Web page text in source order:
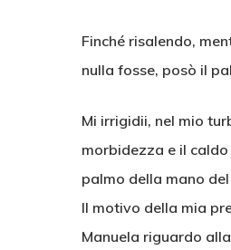
Finché risalendo,
nulla fosse, posò il
Mi irrigidii, nel mio
morbidezza e il
palmo della mano
Il motivo della mia
Manuela riguardo